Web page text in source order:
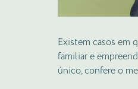
Existem casos em
familiar e
único, confere o